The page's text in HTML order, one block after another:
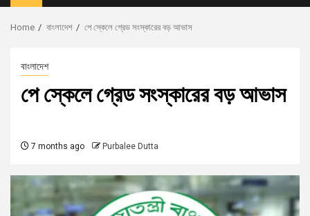
Home বাংলাদেশ পে স্কেলে গ্রেড সংস্কারের বড় আভাস
বাংলাদেশ
পে স্কেলে গ্রেড সংস্কারের বড় আভাস
7 months ago Purbalee Dutta